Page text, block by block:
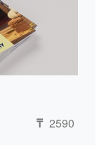
₸ 2590